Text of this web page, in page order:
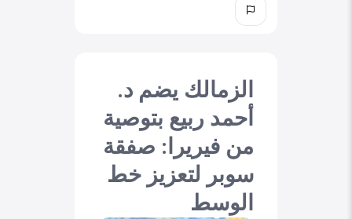
الزمالك يضم د.
أحمد ربيع بتوصية
من فيريرا: صفقة
سوبر لتعزيز خط
الوسط